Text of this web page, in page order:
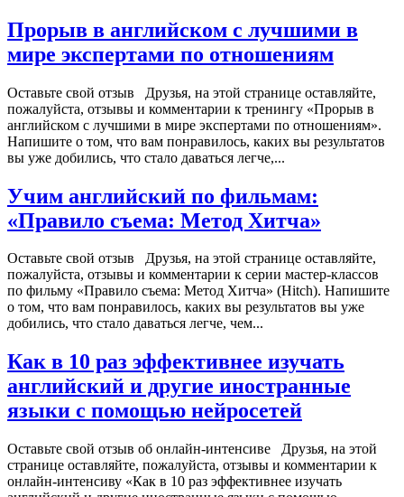
Прорыв в английском с лучшими в
мире экспертами по отношениям
Оставьте свой отзыв Друзья, на этой странице оставляйте,
пожалуйста, отзывы и комментарии к тренингу «Прорыв в
английском с лучшими в мире экспертами по отношениям».
Напишите о том, что вам понравилось, каких вы результатов
вы уже добились, что стало даваться легче,...
Учим английский по фильмам:
«Правило съема: Метод Хитча»
Оставьте свой отзыв Друзья, на этой странице оставляйте,
пожалуйста, отзывы и комментарии к серии мастер-классов
по фильму «Правило съема: Метод Хитча» (Hitch). Напишите
о том, что вам понравилось, каких вы результатов вы уже
добились, что стало даваться легче, чем...
Как в 10 раз эффективнее изучать
английский и другие иностранные
языки с помощью нейросетей
Оставьте свой отзыв об онлайн-интенсиве Друзья, на этой
странице оставляйте, пожалуйста, отзывы и комментарии к
онлайн-интенсиву «Как в 10 раз эффективнее изучать